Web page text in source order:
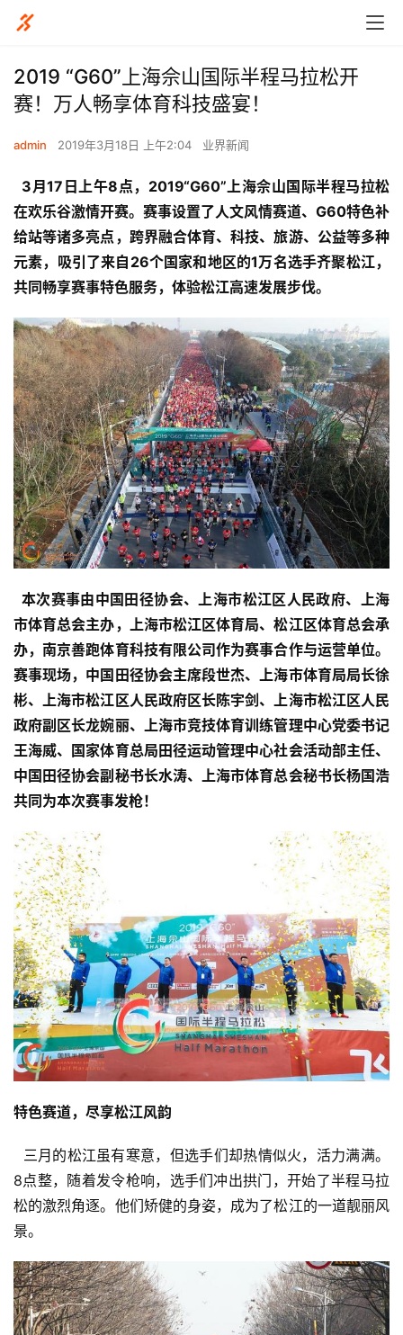
2019 “G60”上海佘山国际半程马拉松开
赛！万人畅享体育科技盛宴！
admin 2019年3月18日 上午2:04 业界新闻
3月17日上午8点，2019“G60”上海佘山国际半程马拉松
在欢乐谷激情开赛。赛事设置了人文风情赛道、G60特色补
给站等诸多亮点，跨界融合体育、科技、旅游、公益等多种
元素，吸引了来自26个国家和地区的1万名选手齐聚松江，
共同畅享赛事特色服务，体验松江高速发展步伐。
本次赛事由中国田径协会、上海市松江区人民政府、上海
市体育总会主办，上海市松江区体育局、松江区体育总会承
办，南京善跑体育科技有限公司作为赛事合作与运营单位。
赛事现场，中国田径协会主席段世杰、上海市体育局局长徐
彬、上海市松江区人民政府区长陈宇剑、上海市松江区人民
政府副区长龙婉丽、上海市竞技体育训练管理中心党委书记
王海威、国家体育总局田径运动管理中心社会活动部主任、
中国田径协会副秘书长水涛、上海市体育总会秘书长杨国浩
共同为本次赛事发枪！
特色赛道，尽享松江风韵
三月的松江虽有寒意，但选手们却热情似火，活力满满。
8点整，随着发令枪响，选手们冲出拱门，开始了半程马拉
松的激烈角逐。他们矫健的身姿，成为了松江的一道靓丽风
景。